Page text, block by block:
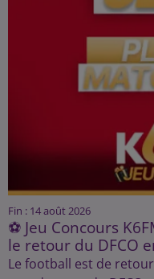
Fin : 14 août 2026
⚽ Jeu Concours
le retour du DFCO
Le football est de